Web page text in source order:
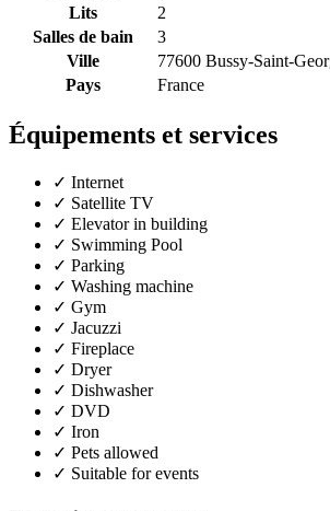
Lits
2
Salles de bain
3
Ville
77600 Bussy-Saint-
Pays
France
Équipements et services
✓ Internet
✓ Satellite TV
✓ Elevator in building
✓ Swimming Pool
✓ Parking
✓ Washing machine
✓ Gym
✓ Jacuzzi
✓ Fireplace
✓ Dryer
✓ Dishwasher
✓ DVD
✓ Iron
✓ Pets allowed
✓ Suitable for events